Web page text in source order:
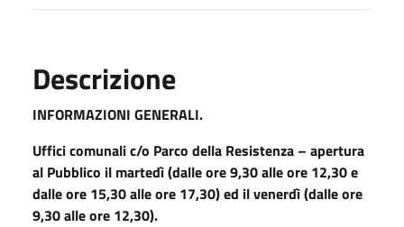
Descrizione
INFORMAZIONI GENERALI.
Uffici comunali c/o Parco della Resistenza – apertura
al Pubblico il martedì (dalle ore 9,30 alle ore 12,30 e
dalle ore 15,30 alle ore 17,30) ed il venerdì (dalle ore
9,30 alle ore 12,30).